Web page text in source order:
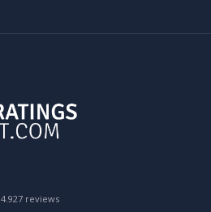
4.927 reviews